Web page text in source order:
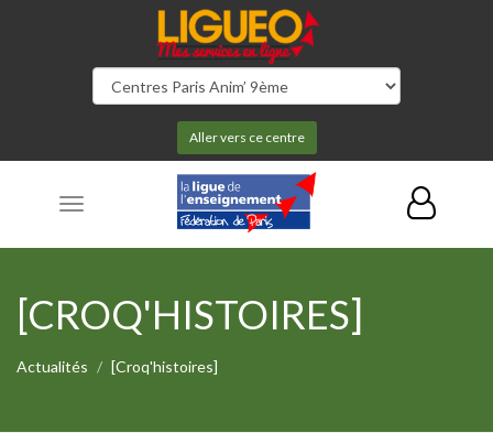
Aller vers ce centre
Toggle
[CROQ'HISTOIRES]
Actualités [Croq'histoires]